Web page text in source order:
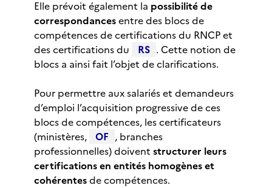
Elle prévoit également la possibilité de
correspondancesentre des blocs de
compétences de certifications du RNCP et
des certifications du
RS . Cette notion de
blocs a ainsi fait l’objet de clarifications.
Pour permettre aux salariés et demandeurs
d’emploi l’acquisition progressive de ces
blocs de compétences, les certificateurs
(ministères, OF , branches
professionnelles) doivent structurer leurs
certifications en entités homogènes et
cohérentesde compétences.